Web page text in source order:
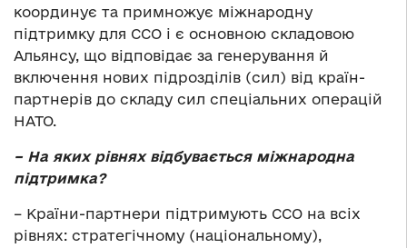
координує та примножує міжнародну
підтримку для ССО і є основною складовою
Альянсу, що відповідає за генерування й
включення нових підрозділів (сил) від країн-
партнерів до складу сил спеціальних операцій
НАТО.
– На яких рівнях відбувається міжнародна
підтримка?
– Країни-партнери підтримують ССО на всіх
рівнях: стратегічному (національному),